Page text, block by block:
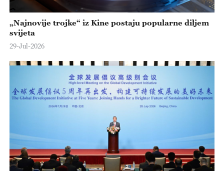
„Najnovije trojke“ iz Kine postaju popularne diljem
svijeta
29-Jul-2026